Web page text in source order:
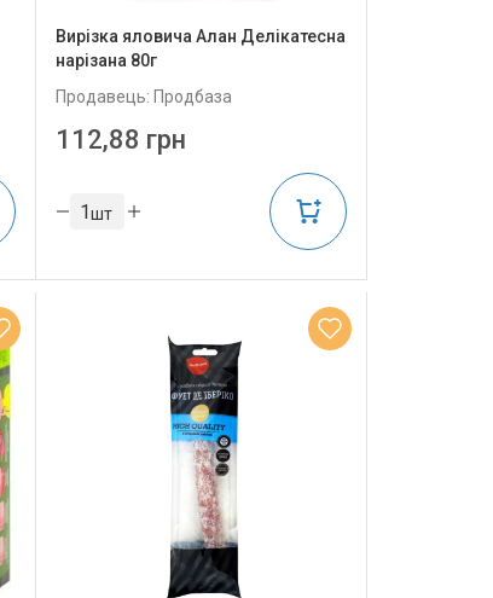
Вирізка яловича Алан Делікатесна
нарізана 80г
Продавець: Продбаза
112,88 грн
шт